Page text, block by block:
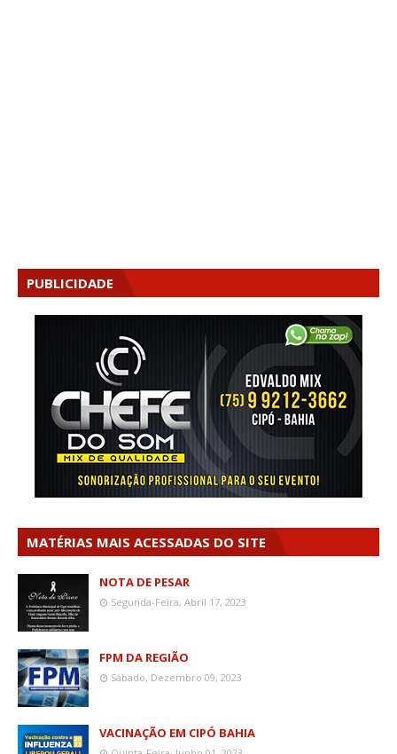
PUBLICIDADE
MATÉRIAS MAIS ACESSADAS DO SITE
NOTA DE PESAR
Segunda-Feira, Abril 17, 2023
FPM DA REGIÃO
Sábado, Dezembro 09, 2023
VACINAÇÃO EM CIPÓ BAHIA